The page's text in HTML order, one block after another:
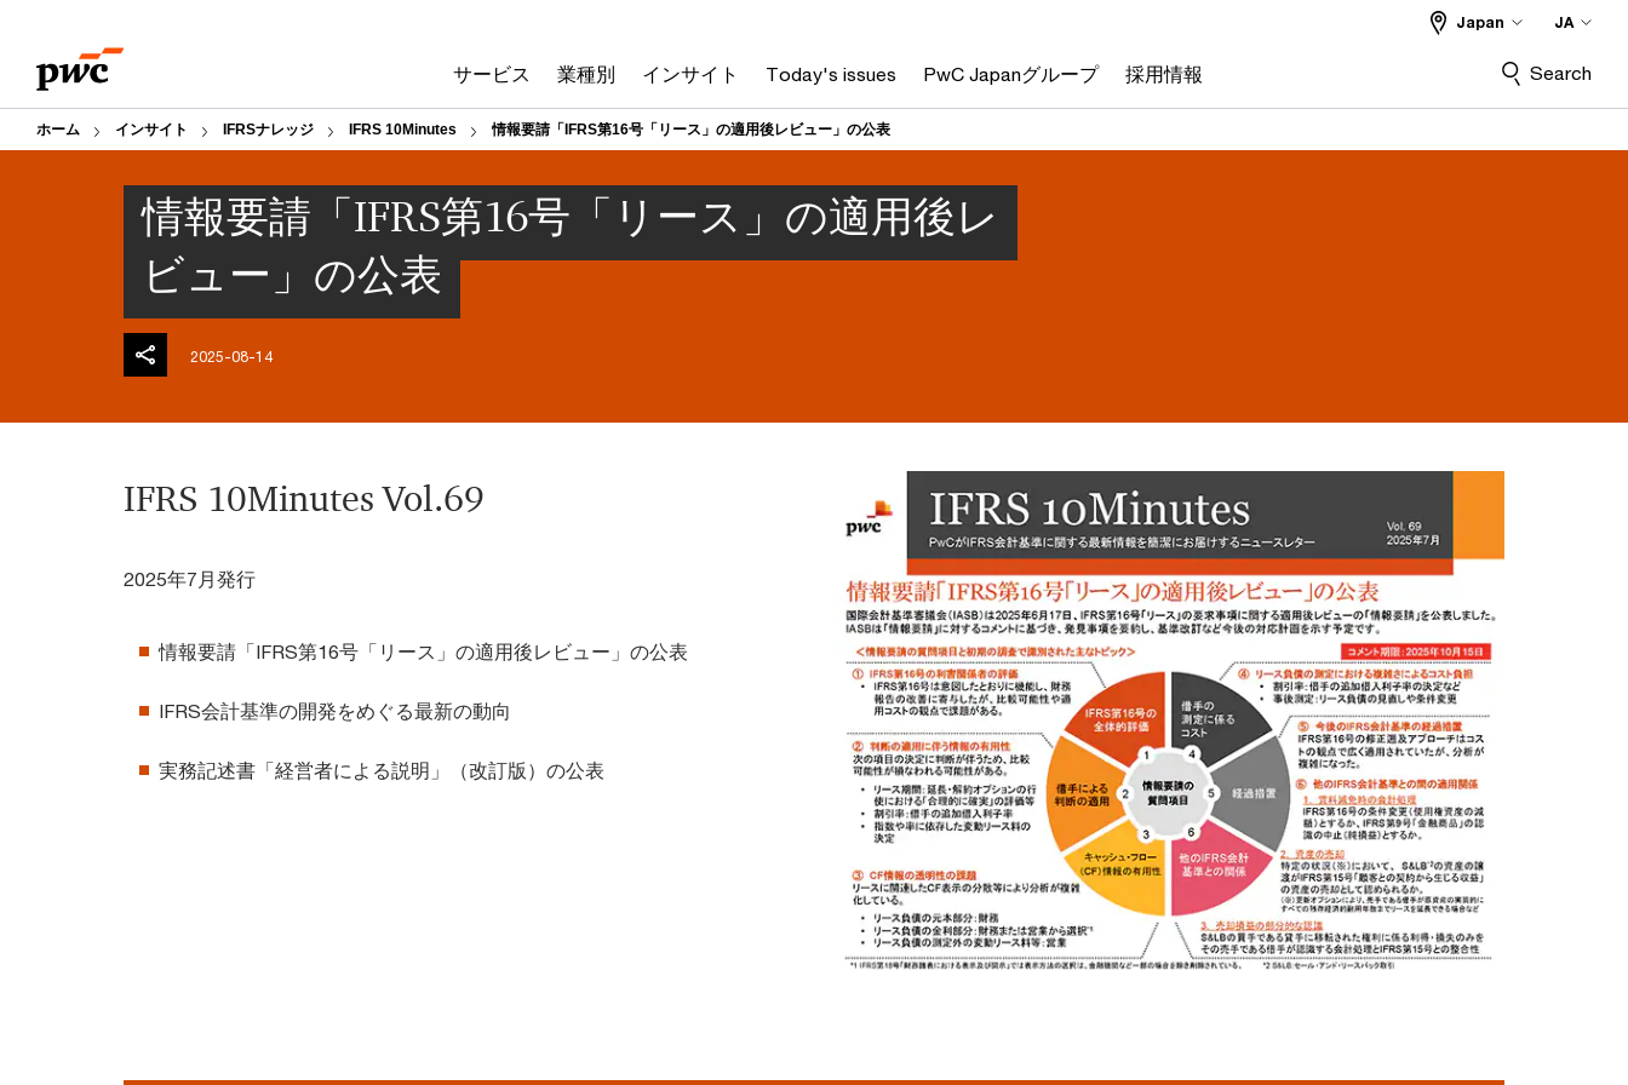
content
footer
サービス 業種別 インサイト Today's issues PwC Japanグループ 採用情報
Japan JA
Search
ホーム インサイト IFRSナレッジ IFRS 10Minutes 情報要請「IFRS第16号「リース」の適用後レビュー」の公表
情報要請「IFRS第16号「リース」の適用後レ
ビュー」の公表
2025-08-14
IFRS 10Minutes Vol.69
2025年7月発行
情報要請「IFRS第16号「リース」の適用後レビュー」の公表
IFRS会計基準の開発をめぐる最新の動向
実務記述書「経営者による説明」（改訂版）の公表